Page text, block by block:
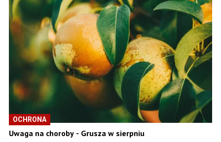
OCHRONA
Uwaga na choroby - Grusza w sierpniu